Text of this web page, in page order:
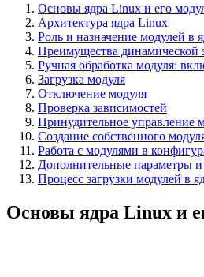
Основы ядра Linux и его
Архитектура ядра Linux
Роль и назначение модулей в
Преимущества динамической
Ручная обработка модуля:
Загрузка модуля
Отключение модуля
Проверка зависимостей
Принудительное управление
Создание собственного
Работа с модулями в
Дополнительные параметры и
Процесс загрузки модулей в
Основы ядра Linux и